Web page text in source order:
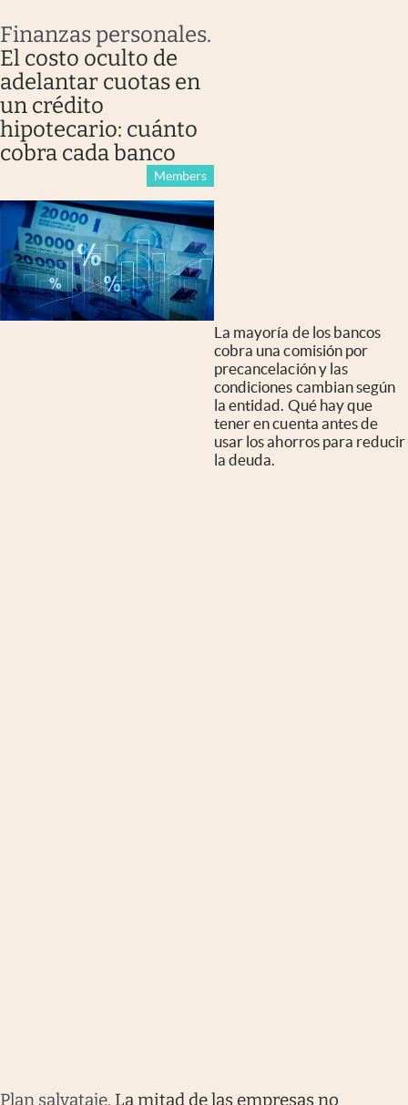
Finanzas personales.
El costo oculto de
adelantar cuotas en
un crédito
hipotecario: cuánto
cobra cada banco
Members
La mayoría de los bancos
cobra una comisión por
precancelación y las
condiciones cambian según
la entidad. Qué hay que
tener en cuenta antes de
usar los ahorros para reducir
la deuda.
Plan salvataje. La mitad de las empresas no